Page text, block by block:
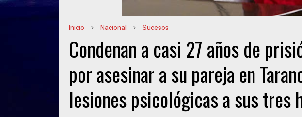
Inicio Nacional Sucesos
Condenan a casi 27 años de
por asesinar a su pareja en
lesiones psicológicas a sus tres